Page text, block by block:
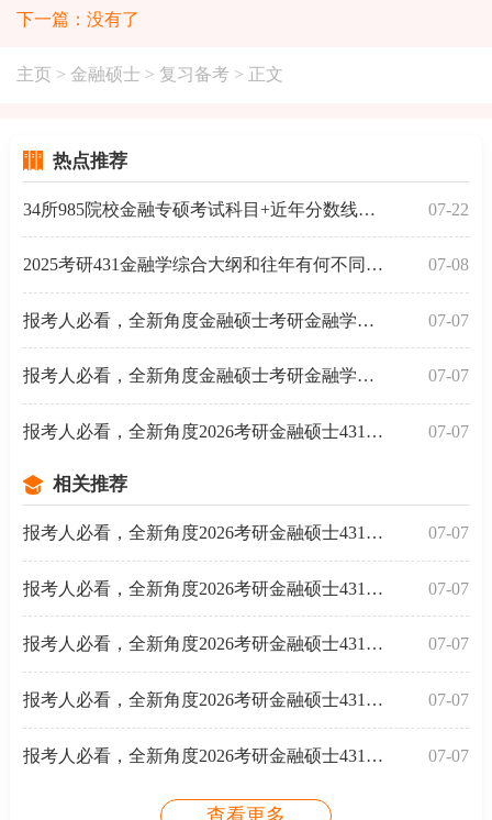
下一篇：没有了
主页 > 金融硕士 > 复习备考> 正文
热点推荐
34所985院校金融专硕考试科目+近年分数线汇总 07-22
2025考研431金融学综合大纲和往年有何不同？一起来了解 07-08
报考人必看，全新角度金融硕士考研金融学考试分析-常 07-07
报考人必看，全新角度金融硕士考研金融学考试分析-试 07-07
报考人必看，全新角度2026考研金融硕士431金融学综合备 07-07
相关推荐
报考人必看，全新角度2026考研金融硕士431金融学综合备 07-07
报考人必看，全新角度2026考研金融硕士431金融学综合备 07-07
报考人必看，全新角度2026考研金融硕士431金融学综合备 07-07
报考人必看，全新角度2026考研金融硕士431金融学综合备 07-07
报考人必看，全新角度2026考研金融硕士431金融学综合备 07-07
查看更多